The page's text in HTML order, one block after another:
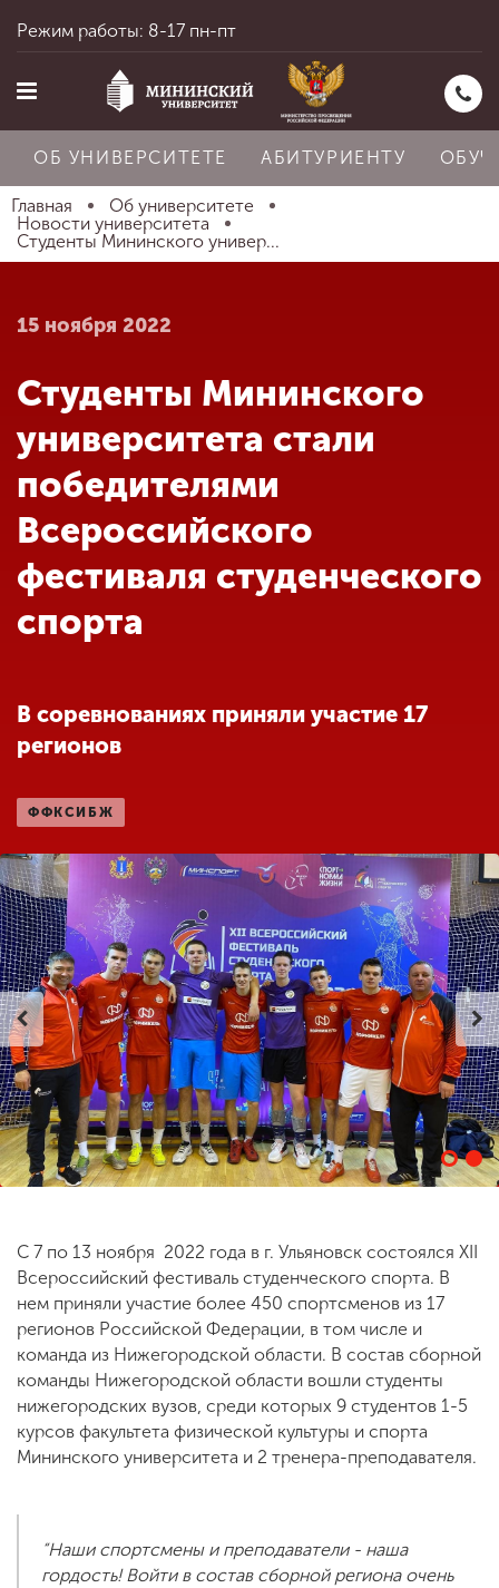
Главная
Абитуриенту
Обучение
Наука
Другие виды
Студенческая жизнь
Сведения об
образовательной
организации
ENG CHI
Приемная
Режим работы: 8-17 пн-пт
ОБ УНИВЕРСИТЕТЕ АБИТУРИЕНТУ
Главная
Об университете
Новости университета
Студенты Мининского универ...
15 ноября 2022
Студенты Мининского
университета стали
победителями
Всероссийского
фестиваля студенческого
спорта
В соревнованиях приняли участие 17
регионов
ФФКСИБЖ
С 7 по 13 ноября 2022 года в г. Ульяновск состоялся XII
Всероссийский фестиваль студенческого спорта. В
нем приняли участие более 450 спортсменов из 17
регионов Российской Федерации, в том числе и
команда из Нижегородской области. В состав сборной
команды Нижегородской области вошли студенты
нижегородских вузов, среди которых 9 студентов 1-5
курсов факультета физической культуры и спорта
Мининского университета и 2 тренера-преподавателя.
“Наши спортсмены и преподаватели - наша
гордость! Войти в состав сборной региона очень